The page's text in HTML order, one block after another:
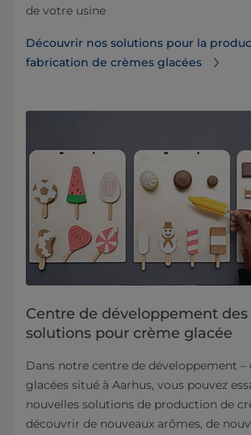
de votre usine
Découvrir nos solutions pour la
fabrication de crèmes glacées
Centre de développement
solutions pour crème glacée
Dans notre centre de développement –
glacées situé à Aarhus, vous pouvez
nouvelles solutions de production de
découvrir de nouveaux arômes, de